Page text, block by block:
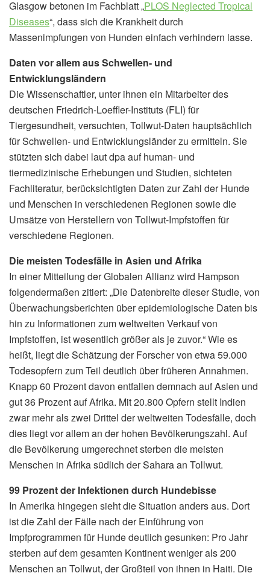
Glasgow betonen im Fachblatt „PLOS Neglected Tropical
Diseases“, dass sich die Krankheit durch
Massenimpfungen von Hunden einfach verhindern lasse.
Daten vor allem aus Schwellen- und
Entwicklungsländern
Die Wissenschaftler, unter ihnen ein Mitarbeiter des
deutschen Friedrich-Loeffler-Instituts (FLI) für
Tiergesundheit, versuchten, Tollwut-Daten hauptsächlich
für Schwellen- und Entwicklungsländer zu ermitteln. Sie
stützten sich dabei laut dpa auf human- und
tiermedizinische Erhebungen und Studien, sichteten
Fachliteratur, berücksichtigten Daten zur Zahl der Hunde
und Menschen in verschiedenen Regionen sowie die
Umsätze von Herstellern von Tollwut-Impfstoffen für
verschiedene Regionen.
Die meisten Todesfälle in Asien und Afrika
In einer Mitteilung der Globalen Allianz wird Hampson
folgendermaßen zitiert: „Die Datenbreite dieser Studie, von
Überwachungsberichten über epidemiologische Daten bis
hin zu Informationen zum weltweiten Verkauf von
Impfstoffen, ist wesentlich größer als je zuvor.“ Wie es
heißt, liegt die Schätzung der Forscher von etwa 59.000
Todesopfern zum Teil deutlich über früheren Annahmen.
Knapp 60 Prozent davon entfallen demnach auf Asien und
gut 36 Prozent auf Afrika. Mit 20.800 Opfern stellt Indien
zwar mehr als zwei Drittel der weltweiten Todesfälle, doch
dies liegt vor allem an der hohen Bevölkerungszahl. Auf
die Bevölkerung umgerechnet sterben die meisten
Menschen in Afrika südlich der Sahara an Tollwut.
99 Prozent der Infektionen durch Hundebisse
In Amerika hingegen sieht die Situation anders aus. Dort
ist die Zahl der Fälle nach der Einführung von
Impfprogrammen für Hunde deutlich gesunken: Pro Jahr
sterben auf dem gesamten Kontinent weniger als 200
Menschen an Tollwut, der Großteil von ihnen in Haiti. Die